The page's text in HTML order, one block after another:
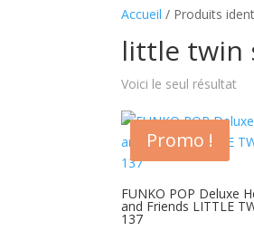
Accueil / Produits
little twin
Voici le seul résultat
Promo !
FUNKO POP Deluxe
and Friends LITTLE
137